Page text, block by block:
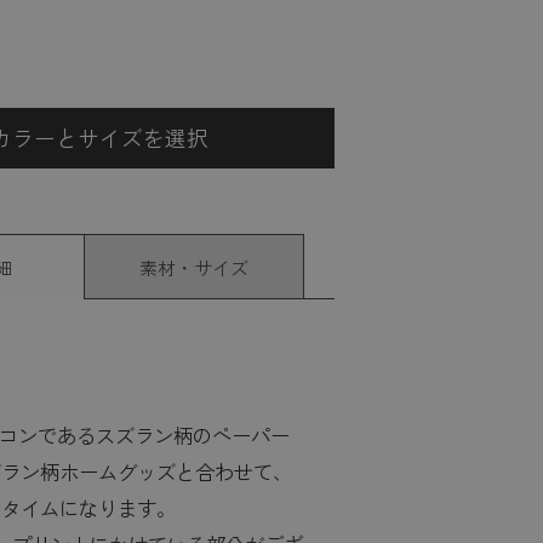
ラーとサイズを選択
素材・サイズ
ンであるスズラン柄のペーパー
ン柄ホームグッズと合わせて、
イムになります。